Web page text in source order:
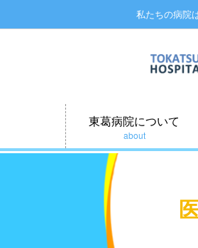
私たちの病院
東葛病院について
about